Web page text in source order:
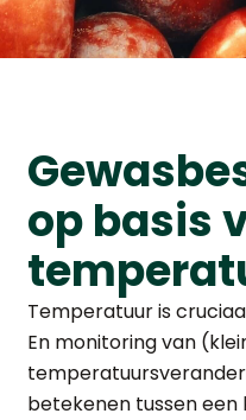
op basis
Temperatuur is
En monitoring van
betekenen tussen een